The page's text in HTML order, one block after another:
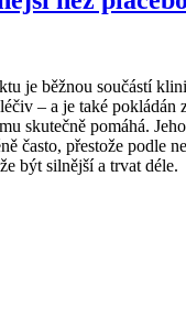
je běžnou součástí
–⁠ a je také pokládán
skutečně pomáhá.
často, přestože podle
být silnější a trvat déle.